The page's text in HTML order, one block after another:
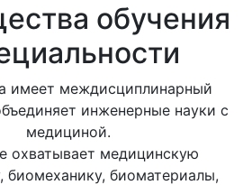
обучения
имеет междисциплинарный
инженерные науки с
медициной.
охватывает медицинскую
биомеханику, биоматериалы,